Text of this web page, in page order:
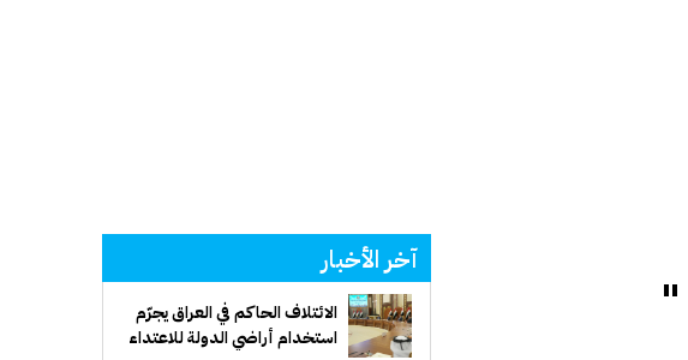
"
آخر الأخبار
الائتلاف الحاكم في العراق يجرّم
استخدام أراضي الدولة للاعتداء